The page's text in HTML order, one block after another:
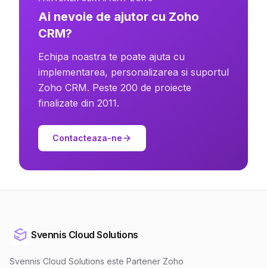
Ai nevoie de ajutor cu Zoho
CRM?
Echipa noastra te poate ajuta cu
implementarea, personalizarea si suportul
Zoho CRM. Peste 200 de proiecte
finalizate din 2011.
Contacteaza-ne
Svennis Cloud Solutions
Svennis Cloud Solutions este Partener Zoho